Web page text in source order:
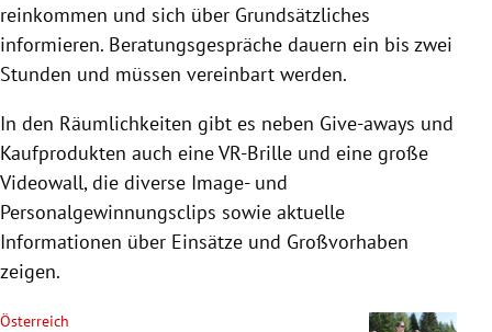
reinkommen und sich über Grundsätzliches
informieren. Beratungsgespräche dauern ein bis zwei
Stunden und müssen vereinbart werden.
In den Räumlichkeiten gibt es neben Give-aways und
Kaufprodukten auch eine VR-Brille und eine große
Videowall, die diverse Image- und
Personalgewinnungsclips sowie aktuelle
Informationen über Einsätze und Großvorhaben
zeigen.
Österreich